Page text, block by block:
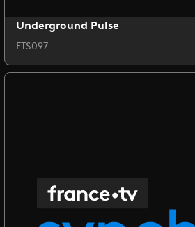
Underground Pulse
FTS097